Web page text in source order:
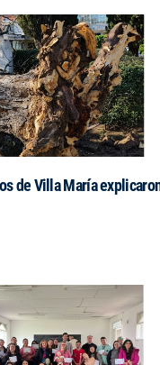
de Villa María